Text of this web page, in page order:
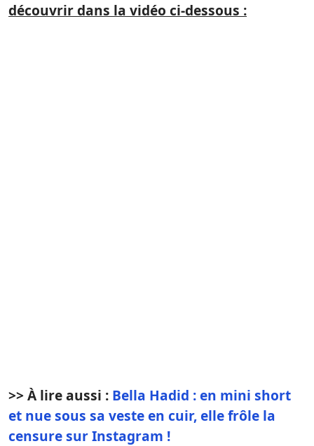
découvrir dans la vidéo ci-dessous :
>> À lire aussi : Bella Hadid : en mini short
et nue sous sa veste en cuir, elle frôle la
censure sur Instagram !